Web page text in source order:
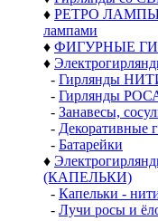
♦ РЕТРО ЛАМПЫ
лампами
♦ ФИГУРНЫЕ
♦
- Гирлянды
- Гирлянды
- Занавесы,
- Декоративные
- Батарейки
♦
(КАПЕЛЬКИ)
- Капельки -
- Лучи росы и